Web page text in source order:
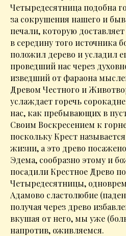
Четыредесятница подобна
за сокрушения нашего и
печали, которую
в середину того источника
положил дерево и усладил
проведший нас через
изведший от фараона
Древом Честного и
услаждает горечь
нас, как пребывающих в
Своим Воскресением к
поскольку Крест
жизни, а это древо
Эдема, сообразно этому и
посадили Крестное Древо
Четыредесятницы,
Адамово сластолюбие
получая через древо
вкушая от него, мы уже
напротив, оживляемся.